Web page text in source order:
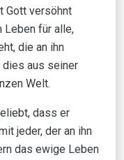
Gott versöhnt
Leben für alle,
die an ihn
dies aus seiner
Welt.
dass er
jeder, der an ihn
das ewige Leben